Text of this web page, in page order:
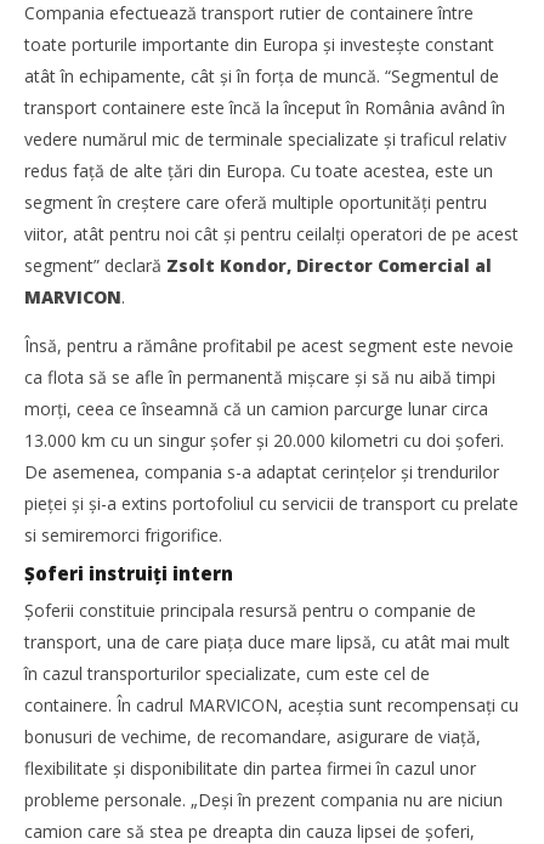
Noua conexiune ferry Batumi–Constanța susține
dezvoltarea transportului de marfă în regiunea Mării
Negre
Redacția
Cushman & Wakefield Echinox: Cererea de spații
S1
Redacția
Compania efectuează transport rutier de containere între
toate porturile importante din Europa și investește constant
atât în echipamente, cât și în forţa de muncă. “Segmentul de
transport containere este încă la început în România având în
vedere numărul mic de terminale specializate și traficul relativ
redus faţă de alte ţări din Europa. Cu toate acestea, este un
segment în creștere care oferă multiple oportunităţi pentru
viitor, atât pentru noi cât și pentru ceilalţi operatori de pe acest
segment” declară Zsolt Kondor, Director Comercial al
MARVICON.
Însă, pentru a rămâne profitabil pe acest segment este nevoie
ca flota să se afle în permanentă mișcare și să nu aibă timpi
morţi, ceea ce înseamnă că un camion parcurge lunar circa
13.000 km cu un singur șofer și 20.000 kilometri cu doi șoferi.
De asemenea, compania s-a adaptat cerinţelor și trendurilor
pieţei și și-a extins portofoliul cu servicii de transport cu prelate
si semiremorci frigorifice.
Șoferi instruiţi intern
Șoferii constituie principala resursă pentru o companie de
transport, una de care piaţa duce mare lipsă, cu atât mai mult
în cazul transporturilor specializate, cum este cel de
containere. În cadrul MARVICON, aceştia sunt recompensaţi cu
bonusuri de vechime, de recomandare, asigurare de viaţă,
flexibilitate şi disponibilitate din partea firmei în cazul unor
probleme personale. „Deşi în prezent compania nu are niciun
camion care să stea pe dreapta din cauza lipsei de şoferi,